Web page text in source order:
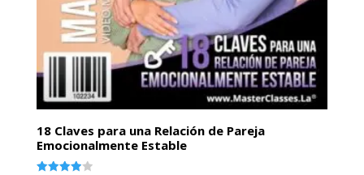
18 Claves para una Relación de Pareja
Emocionalmente Estable